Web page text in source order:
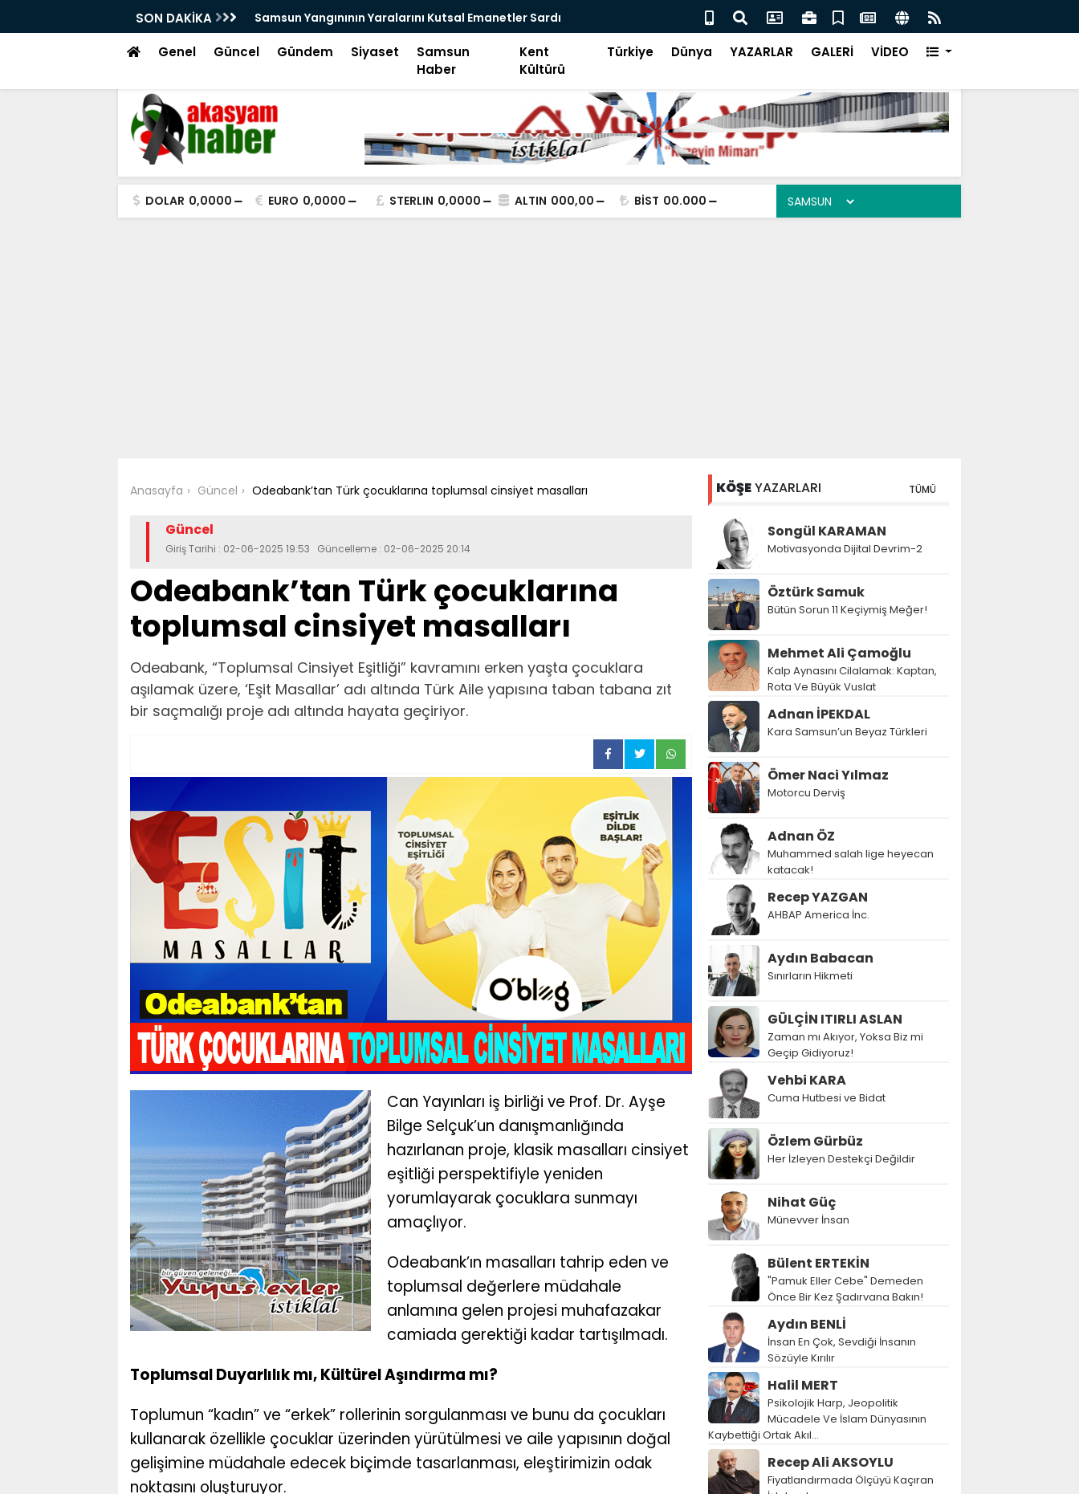
SON DAKİKA Samsun Yangınının Yaralarını Kutsal Emanetler Sardı Motivasyonda Dijital Devrim-2
Genel Güncel Gündem Siyaset
Samsun
Haber
Kent
Kültürü
Türkiye Dünya YAZARLAR GALERİ VİDEO
DOLAR 0,0000 EURO 0,0000 STERLIN 0,0000 ALTIN 000,00 BİST 00.000
Anasayfa Güncel Odeabank’tan Türk çocuklarına toplumsal cinsiyet masalları
Güncel
Giriş Tarihi : 02-06-2025 19:53 Güncelleme : 02-06-2025 20:14
Odeabank’tan Türk çocuklarına
toplumsal cinsiyet masalları
Odeabank, “Toplumsal Cinsiyet Eşitliği” kavramını erken yaşta çocuklara
aşılamak üzere, ‘Eşit Masallar’ adı altında Türk Aile yapısına taban tabana zıt
bir saçmalığı proje adı altında hayata geçiriyor.
Can Yayınları iş birliği ve Prof. Dr. Ayşe
Bilge Selçuk’un danışmanlığında
hazırlanan proje, klasik masalları cinsiyet
eşitliği perspektifiyle yeniden
yorumlayarak çocuklara sunmayı
amaçlıyor.
Odeabank’ın masalları tahrip eden ve
toplumsal değerlere müdahale
anlamına gelen projesi muhafazakar
camiada gerektiği kadar tartışılmadı.
Toplumsal Duyarlılık mı, Kültürel Aşındırma mı?
Toplumun “kadın” ve “erkek” rollerinin sorgulanması ve bunu da çocukları
kullanarak özellikle çocuklar üzerinden yürütülmesi ve aile yapısının doğal
gelişimine müdahale edecek biçimde tasarlanması, eleştirimizin odak
noktasını oluşturuyor.
KÖŞEYAZARLARI TÜMÜ
Songül KARAMAN
Motivasyonda Dijital Devrim-2
Öztürk Samuk
Bütün Sorun 11 Keçiymiş Meğer!
Mehmet Ali Çamoğlu
Kalp Aynasını Cilalamak: Kaptan,
Rota Ve Büyük Vuslat
Adnan İPEKDAL
Kara Samsun’un Beyaz Türkleri
Ömer Naci Yılmaz
Motorcu Derviş
Adnan ÖZ
Muhammed salah lige heyecan
katacak!
Recep YAZGAN
AHBAP America İnc.
Aydın Babacan
Sınırların Hikmeti
GÜLÇİN ITIRLI ASLAN
Zaman mı Akıyor, Yoksa Biz mi
Geçip Gidiyoruz!
Vehbi KARA
Cuma Hutbesi ve Bidat
Özlem Gürbüz
Her İzleyen Destekçi Değildir
Nihat Güç
Münevver İnsan
Bülent ERTEKİN
"Pamuk Eller Cebe" Demeden
Önce Bir Kez Şadırvana Bakın!
Aydın BENLİ
İnsan En Çok, Sevdiği İnsanın
Sözüyle Kırılır
Halil MERT
Psikolojik Harp, Jeopolitik
Mücadele Ve İslam Dünyasının
Kaybettiği Ortak Akıl…
Recep Ali AKSOYLU
Fiyatlandırmada Ölçüyü Kaçıran